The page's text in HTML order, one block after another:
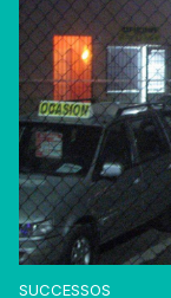
SUCCESSOS